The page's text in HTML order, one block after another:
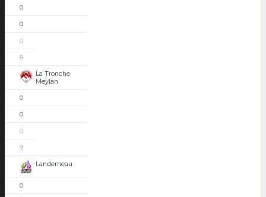
0
0
0
8
La Tronche
Meylan
0
0
0
9
Landerneau
0